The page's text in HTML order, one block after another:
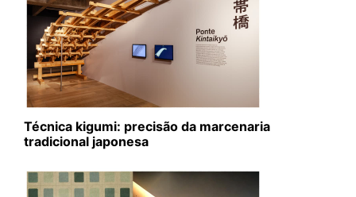
Técnica kigumi: precisão da marcenaria
tradicional japonesa